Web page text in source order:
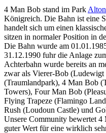
4 Man Bob stand im Park
Königreich. Die Bahn ist eine
handelt sich um einen
sitzen in normaler Position in
Die Bahn wurde am
31.12.1990 fuhr die Anlage
Achterbahn wurde bereits an
zwar als Vierer-Bob
(Traumlandpark), 4 Man Bob
Towers), Four Man Bob
Flying Trapeze (Flamingo
Rush (Loudoun Castle) und
Unsere Community bewertet
guter Wert für eine wirklich